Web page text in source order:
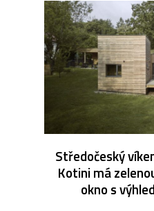
Středočeský
Kotini má
okno s